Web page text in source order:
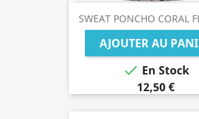
SWEAT PONCHO CORAL
AJOUTER AU
 En Stock
12,50 €